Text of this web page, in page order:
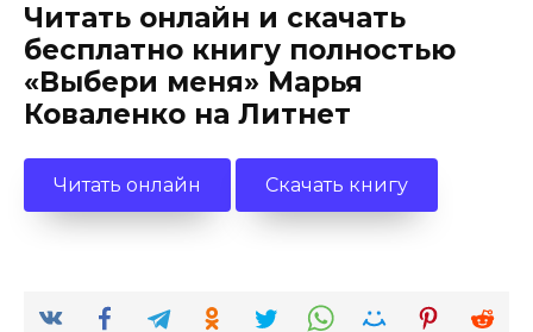
Читать онлайн и скачать
бесплатно книгу полностью
«Выбери меня» Марья
Коваленко на Литнет
Читать онлайн Скачать книгу